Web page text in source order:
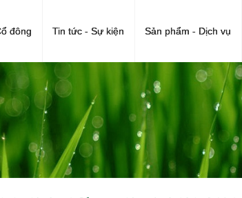
đông Tin tức - Sự kiện Sản phẩm - Dịch vụ